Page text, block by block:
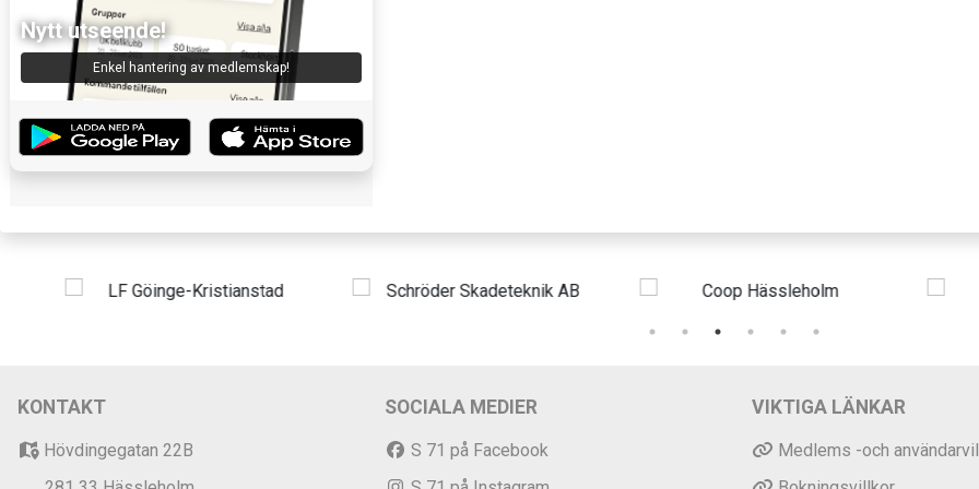
Nytt utseende!
Enkel hantering av medlemskap!
KONTAKT
Hövdingegatan 22B
SOCIALA MEDIER
S 71 på Facebook
VIKTIGA LÄNKAR
Medlems -och